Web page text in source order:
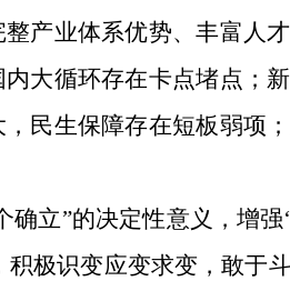
产业体系优势、丰富人
大循环存在卡点堵点；
民生保障存在短板弱项
立”的决定性意义，增强
极识变应变求变，敢于